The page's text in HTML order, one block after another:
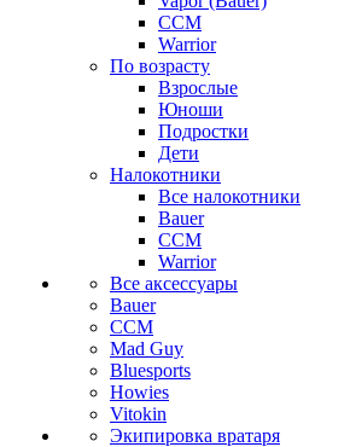
CCM
Warrior
По возрасту
Взрослые
Юноши
Подростки
Дети
Налокотники
Все налокотники
Bauer
CCM
Warrior
Все аксессуары
Bauer
CCM
Mad Guy
Bluesports
Howies
Vitokin
Экипировка вратаря